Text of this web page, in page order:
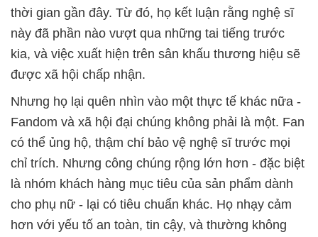
thời gian gần đây. Từ đó, họ kết luận rằng nghệ sĩ
này đã phần nào vượt qua những tai tiếng trước
kia, và việc xuất hiện trên sân khấu thương hiệu sẽ
được xã hội chấp nhận.
Nhưng họ lại quên nhìn vào một thực tế khác nữa -
Fandom và xã hội đại chúng không phải là một. Fan
có thể ủng hộ, thậm chí bảo vệ nghệ sĩ trước mọi
chỉ trích. Nhưng công chúng rộng lớn hơn - đặc biệt
là nhóm khách hàng mục tiêu của sản phẩm dành
cho phụ nữ - lại có tiêu chuẩn khác. Họ nhạy cảm
hơn với yếu tố an toàn, tin cậy, và thường không